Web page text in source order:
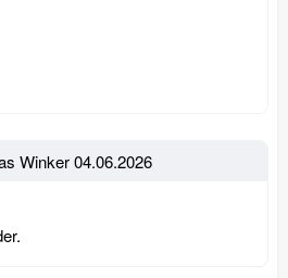
Winker04.06.2026